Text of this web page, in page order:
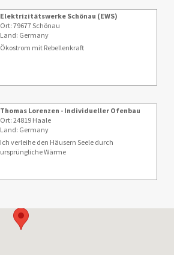
Elektrizitätswerke Schönau (EWS)
Ort: 79677 Schönau
Land: Germany
Ökostrom mit Rebellenkraft
Thomas Lorenzen - Individueller Ofenbau
Ort: 24819 Haale
Land: Germany
Ich verleihe den Häusern Seele durch
ursprüngliche Wärme